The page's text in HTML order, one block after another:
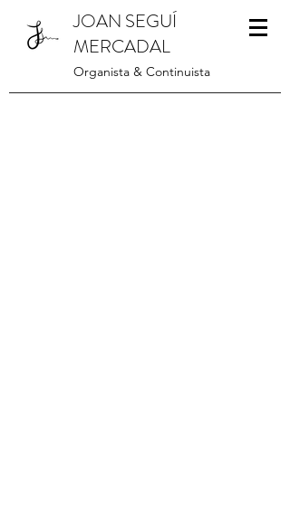
JOAN SEGUÍ
MERCADAL
Organista & Continuista